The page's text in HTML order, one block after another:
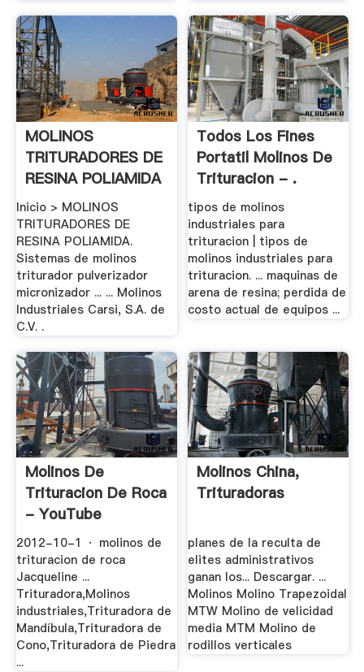
MOLINOS
TRITURADORES DE
RESINA POLIAMIDA
Inicio > MOLINOS
TRITURADORES DE
RESINA POLIAMIDA.
Sistemas de molinos
triturador pulverizador
micronizador ... ... Molinos
Industriales Carsi, S.A. de
C.V. .
Todos Los Fines
Portatil Molinos De
Trituracion - .
tipos de molinos
industriales para
trituracion | tipos de
molinos industriales para
trituracion. ... maquinas de
arena de resina; perdida de
costo actual de equipos ...
Molinos De
Trituracion De Roca
- YouTube
2012-10-1 · molinos de
trituracion de roca
Jacqueline ...
Trituradora,Molinos
industriales,Trituradora de
Mandíbula,Trituradora de
Cono,Trituradora de Piedra
...
Molinos China,
Trituradoras
planes de la reculta de
elites administrativos
ganan los... Descargar. ...
Molinos Molino Trapezoidal
MTW Molino de velicidad
media MTM Molino de
rodillos verticales